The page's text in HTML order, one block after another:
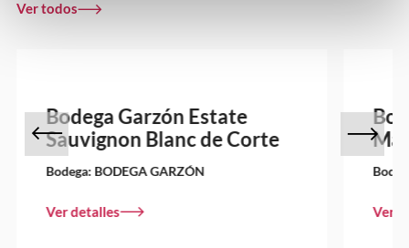
Ver todos
Bodega Garzón Estate
Sauvignon Blanc de Corte
Bodega: BODEGA GARZÓN
Ver detalles Ver